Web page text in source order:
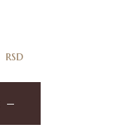
rsd